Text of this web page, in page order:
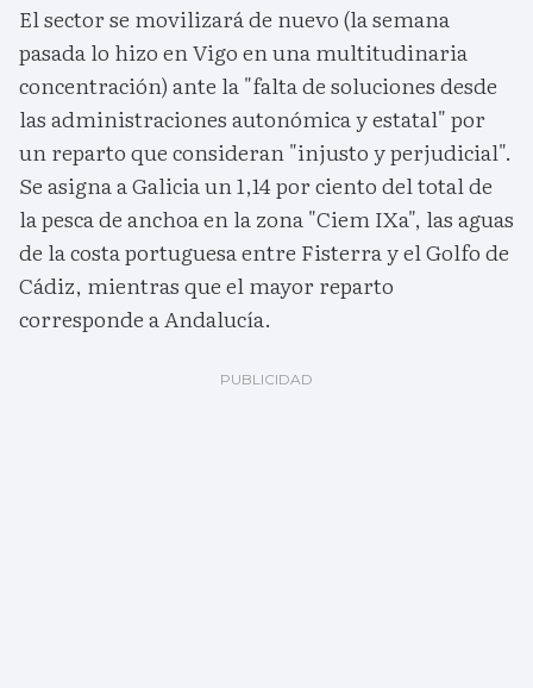
El sector se movilizará de nuevo (la semana
pasada lo hizo en Vigo en una multitudinaria
concentración) ante la "falta de soluciones desde
las administraciones autonómica y estatal" por
un reparto que consideran "injusto y perjudicial".
Se asigna a Galicia un 1,14 por ciento del total de
la pesca de anchoa en la zona "Ciem IXa", las aguas
de la costa portuguesa entre Fisterra y el Golfo de
Cádiz, mientras que el mayor reparto
corresponde a Andalucía.